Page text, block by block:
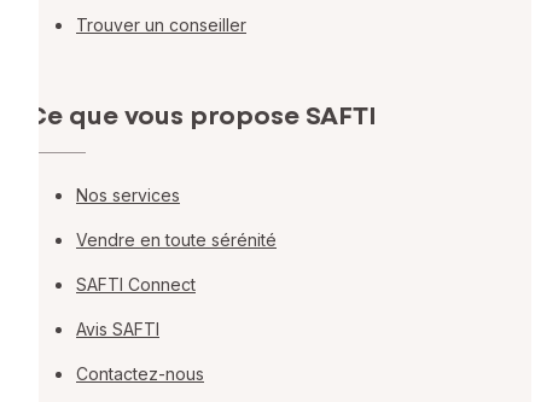
Trouver un conseiller
Ce que vous propose SAFTI
Nos services
Vendre en toute sérénité
SAFTI Connect
Avis SAFTI
Contactez-nous